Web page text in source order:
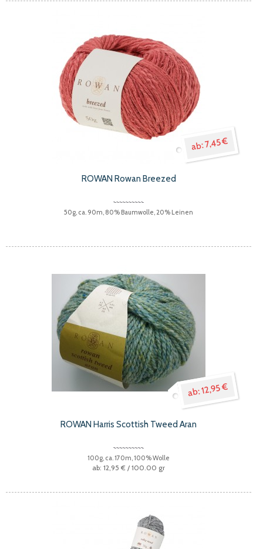
7,45 €
ROWAN Rowan Breezed
50g, ca. 90m, 80% Baumwolle, 20% Leinen
12,95 €
ROWAN Harris Scottish Tweed Aran
100g, ca. 170m, 100% Wolle
12,95 € / 100.00 gr